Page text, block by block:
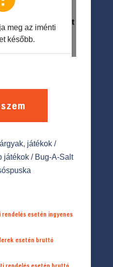
játékok/
játékok/ Bug-A-Salt
esetén ingyenes
esetén bruttó